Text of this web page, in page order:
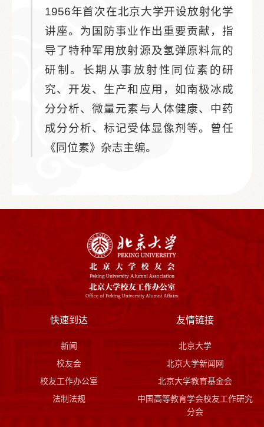
1956年首次在北京大学开设放射化学
讲座。为国防事业作出重要贡献，指
导了特种军用放射源及氢弹原料氚的
研制。长期从事放射性同位素的研
究、开发、生产和应用，如南极冰成
分分析、微量元素与人体健康、中药
成分分析、标记受体显像剂等。曾任
《同位素》杂志主编。
快速到达
新闻
校友会
校友工作办公室
法制法规
友情链接
北京大学
北京大学新闻网
北京大学教育基金会
中国高等教育学会校友工作研究
分会